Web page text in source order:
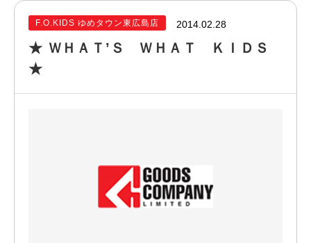
F.O.KIDS ゆめタウン東広島店 2014.02.28
★ ＷＨＡＴ’Ｓ ＷＨＡＴ ＫＩＤＳ
★